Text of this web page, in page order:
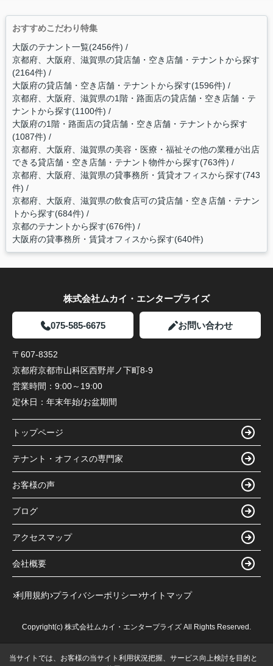
おすすめこだわり特集
大阪のテナント一覧(2456件)
京都府、大阪府、滋賀県の貸店舗・空き店舗・テナントから探す
(2164件)
大阪府の貸店舗・空き店舗・テナントから探す(1596件)
京都府、大阪府、滋賀県の1階・路面店の貸店舗・空き店舗・テ
ナントから探す(1100件)
大阪府の1階・路面店の貸店舗・空き店舗・テナントから探す
(1087件)
京都府、大阪府、滋賀県の美容・医療・福祉その他の業種が出店
できる貸店舗・空き店舗・テナント物件から探す(763件)
京都府、大阪府、滋賀県の貸事務所・賃貸オフィスから探す(743
件)
京都府、大阪府、滋賀県の飲食店可の貸店舗・空き店舗・テナン
トから探す(684件)
京都のテナントから探す(676件)
大阪府の貸事務所・賃貸オフィスから探す(640件)
株式会社ムカイ・エンタープライズ
075-585-6675 お問い合わせ
〒607-8352
京都府京都市山科区西野岸ノ下町8-9
営業時間： 9:00～19:00
定休日： 年末年始/お盆期間
トップページ
テナント・オフィスの専門家
お客様の声
ブログ
アクセスマップ
会社概要
利用規約 プライバシーポリシー サイトマップ
Copyright(c) 株式会社ムカイ・エンタープライズ All Rights Reserved.
当サイトでは、お客様の当サイト利用状況把握、サービス向上検討を目的と